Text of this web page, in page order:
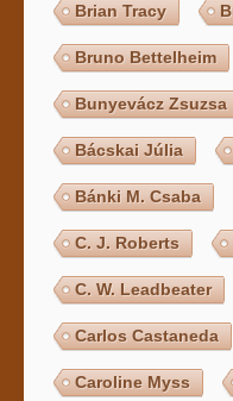
Brian Tracy
Bruno Bettelheim
Bunyevácz Zsuzsa
Bácskai Júlia
Bánki M. Csaba
C. J. Roberts
C. W. Leadbeater
Carlos Castaneda
Caroline Myss